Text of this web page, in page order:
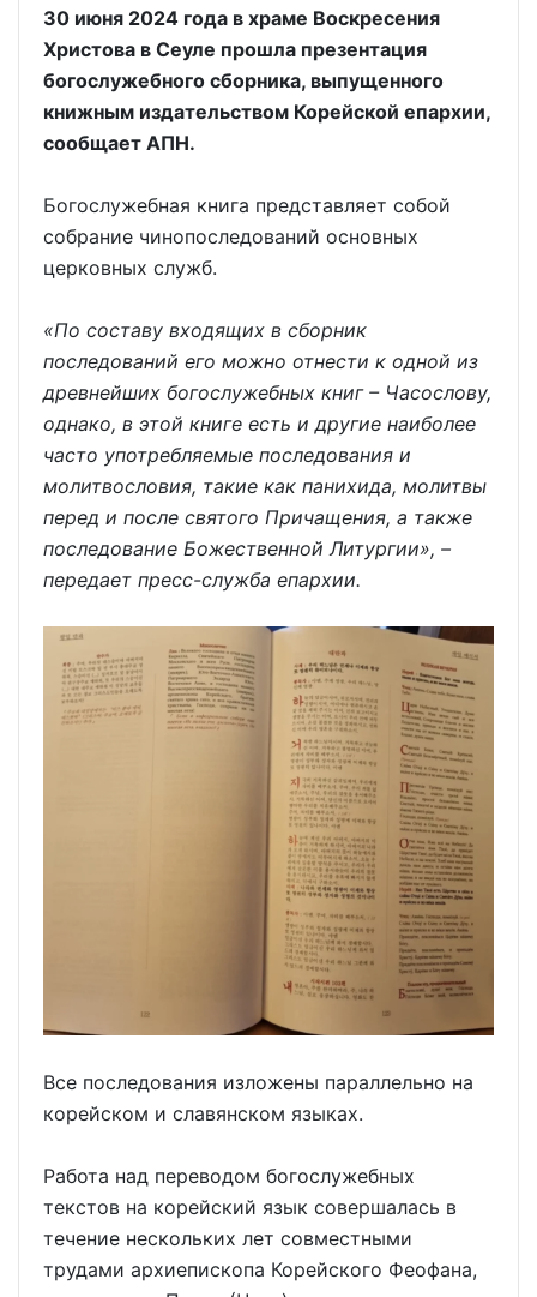
30 июня 2024 года в храме Воскресения
Христова в Сеуле прошла презентация
богослужебного сборника, выпущенного
книжным издательством Корейской епархии,
сообщает АПН.
Богослужебная книга представляет собой
собрание чинопоследований основных
церковных служб.
«По составу входящих в сборник
последований его можно отнести к одной из
древнейших богослужебных книг – Часослову,
однако, в этой книге есть и другие наиболее
часто употребляемые последования и
молитвословия, такие как панихида, молитвы
перед и после святого Причащения, а также
последование Божественной Литургии», –
передает пресс-служба епархии.
Все последования изложены параллельно на
корейском и славянском языках.
Работа над переводом богослужебных
текстов на корейский язык совершалась в
течение нескольких лет совместными
трудами архиепископа Корейского Феофана,